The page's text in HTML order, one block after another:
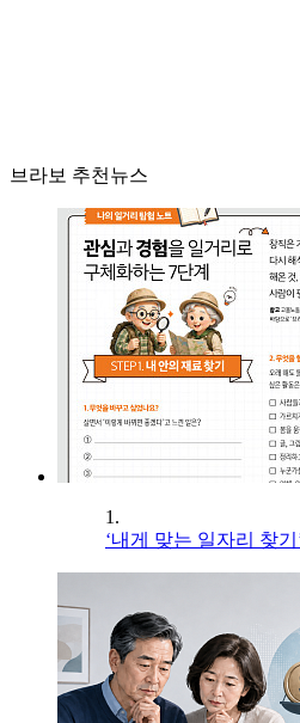
브라보 추천뉴스
1.
‘내게 맞는 일자리 찾